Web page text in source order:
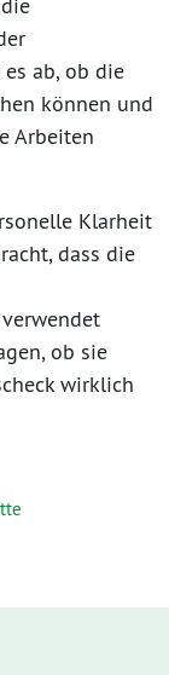
ab, ob die
können und
Arbeiten
Klarheit
dass die
ob sie
wirklich